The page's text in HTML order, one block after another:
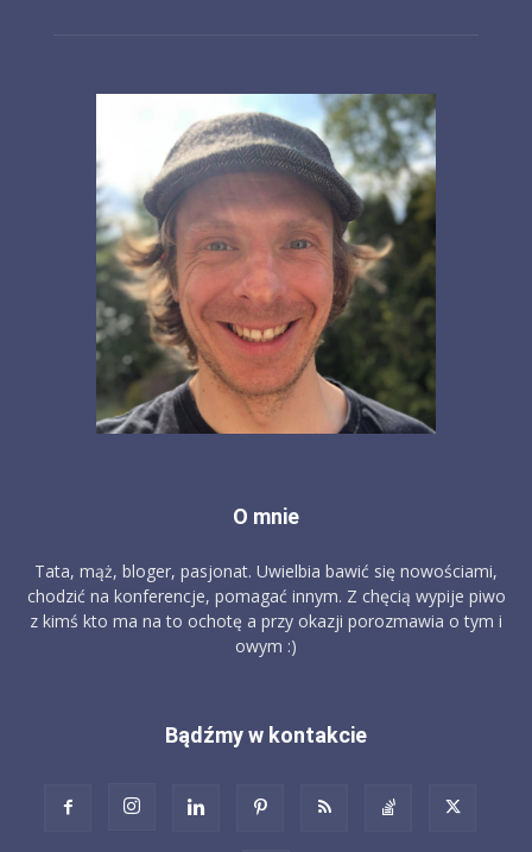
O mnie
Tata, mąż, bloger, pasjonat. Uwielbia bawić się nowościami,
chodzić na konferencje, pomagać innym. Z chęcią wypije piwo
z kimś kto ma na to ochotę a przy okazji porozmawia o tym i
owym :)
Bądźmy w kontakcie